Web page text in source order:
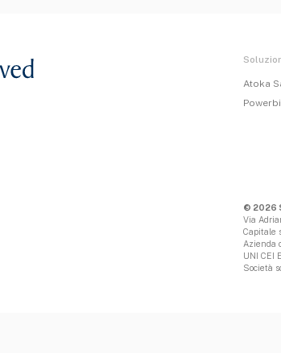
Atoka
© 2026
Via
Capitale
Azienda
UNI CEI
Società